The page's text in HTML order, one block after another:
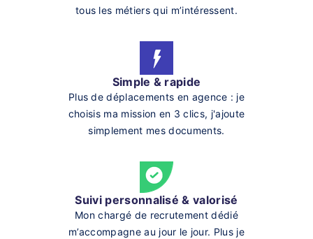
tous les métiers qui m’intéressent.
Simple & rapide
Plus de déplacements en agence : je
choisis ma mission en 3 clics, j'ajoute
simplement mes documents.
Suivi personnalisé & valorisé
Mon chargé de recrutement dédié
m’accompagne au jour le jour. Plus je